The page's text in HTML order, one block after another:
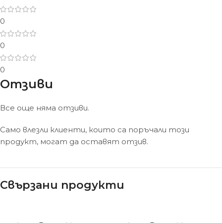
0
0
0
Отзиви
Все още няма отзиви.
Само влезли клиенти, които са поръчали този
продукт, могат да оставят отзив.
Свързани продукти